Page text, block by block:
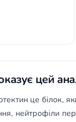
цей
це білок,
нейтрофіли